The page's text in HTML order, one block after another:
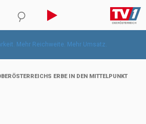
ERBE IN DEN MITTELPUNKT